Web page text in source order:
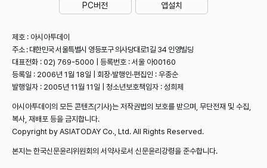
PC버전 앱설치
제호 : 아시아투데이
주소 : 대한민국 서울특별시 영등포구 의사당대로1길 34 인영빌딩
대표전화 : 02) 769-5000 | 등록번호 : 서울 아00160
등록일 : 2006년 1월 18일 | 회장·발행인·편집인 : 우종순
발행일자 : 2005년 11월 11일 | 청소년보호책임자 : 성희제
아시아투데이의 모든 콘텐츠(기사)는 저작권법의 보호를 받으며, 무단전재 및 수집,
복사, 재배포 등을 금지합니다.
Copyright by ASIATODAY Co., Ltd. All Rights Reserved.
본지는 한국신문윤리위원회의 서약사로서 신문윤리강령을 준수합니다.